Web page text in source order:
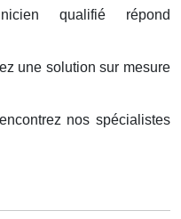
qualifié répond
une solution sur mesure
nos spécialistes